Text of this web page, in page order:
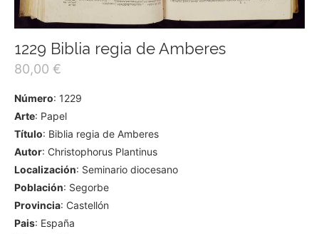
1229 Biblia regia de Amberes
80,00 €
Número: 1229
Arte: Papel
Título: Biblia regia de Amberes
Autor: Christophorus Plantinus
Localización: Seminario diocesano
Población: Segorbe
Provincia: Castellón
Pais: España